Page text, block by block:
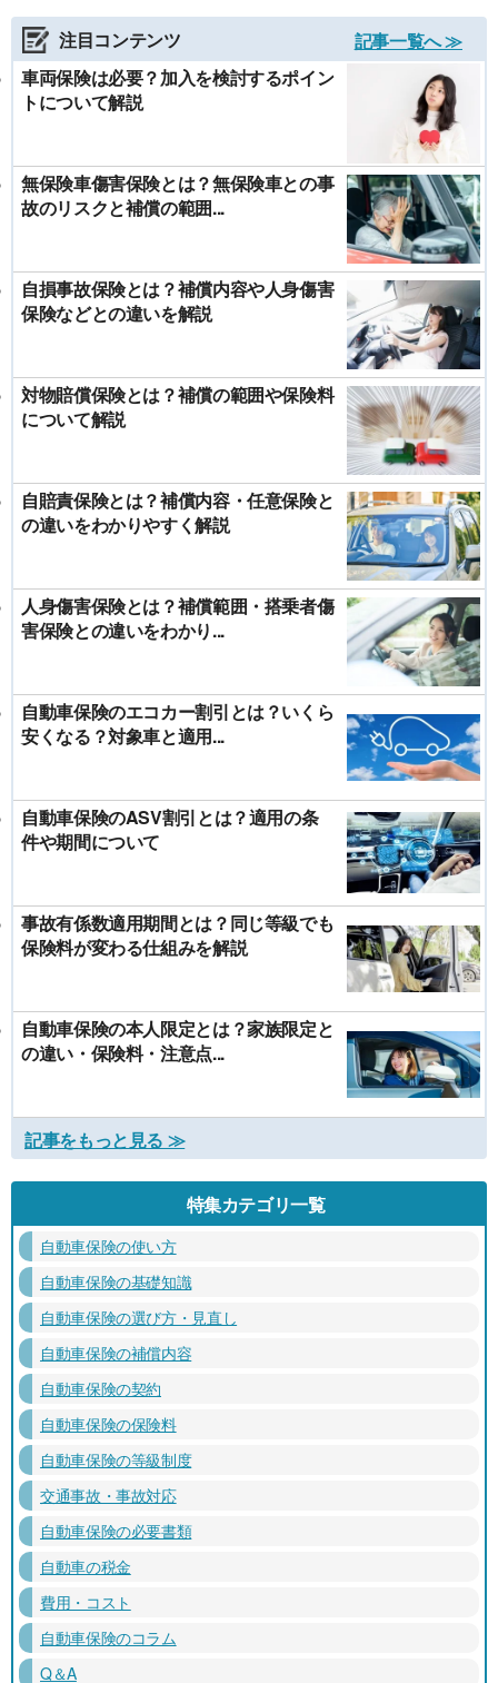
注目コンテンツ
記事一覧へ ≫
車両保険は必要？加入を検討するポイン
トについて解説
無保険車傷害保険とは？無保険車との事
故のリスクと補償の範囲...
自損事故保険とは？補償内容や人身傷害
保険などとの違いを解説
対物賠償保険とは？補償の範囲や保険料
について解説
自賠責保険とは？補償内容・任意保険と
の違いをわかりやすく解説
人身傷害保険とは？補償範囲・搭乗者傷
害保険との違いをわかり...
自動車保険のエコカー割引とは？いくら
安くなる？対象車と適用...
自動車保険のASV割引とは？適用の条
件や期間について
事故有係数適用期間とは？同じ等級でも
保険料が変わる仕組みを解説
自動車保険の本人限定とは？家族限定と
の違い・保険料・注意点...
記事をもっと見る ≫
特集カテゴリ一覧
自動車保険の使い方
自動車保険の基礎知識
自動車保険の選び方・見直し
自動車保険の補償内容
自動車保険の契約
自動車保険の保険料
自動車保険の等級制度
交通事故・事故対応
自動車保険の必要書類
自動車の税金
費用・コスト
自動車保険のコラム
Q＆A